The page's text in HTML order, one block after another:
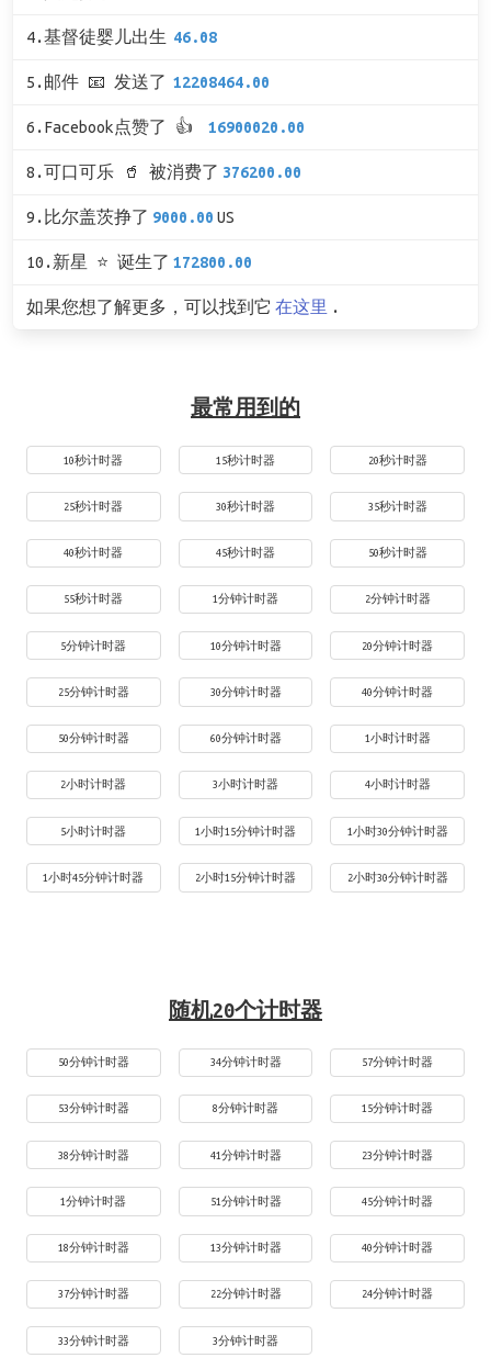
4.基督徒婴儿出生 46.08
5.邮件 📧 发送了 12208464.00
6.Facebook点赞了 👍 16900020.00
8.可口可乐 🥤 被消费了 376200.00
9.比尔盖茨挣了 9000.00 US
10.新星 ⭐ 诞生了 172800.00
如果您想了解更多，可以找到它 在这里 .
最常用到的
10秒计时器 15秒计时器 20秒计时器
25秒计时器 30秒计时器 35秒计时器
40秒计时器 45秒计时器 50秒计时器
55秒计时器 1分钟计时器 2分钟计时器
5分钟计时器 10分钟计时器 20分钟计时器
25分钟计时器 30分钟计时器 40分钟计时器
50分钟计时器 60分钟计时器 1小时计时器
2小时计时器 3小时计时器 4小时计时器
5小时计时器 1小时15分钟计时器 1小时30分钟计时器
1小时45分钟计时器 2小时15分钟计时器 2小时30分钟计时器
随机20个计时器
50分钟计时器 34分钟计时器 57分钟计时器
53分钟计时器 8分钟计时器 15分钟计时器
38分钟计时器 41分钟计时器 23分钟计时器
1分钟计时器 51分钟计时器 45分钟计时器
18分钟计时器 13分钟计时器 40分钟计时器
37分钟计时器 22分钟计时器 24分钟计时器
33分钟计时器 3分钟计时器